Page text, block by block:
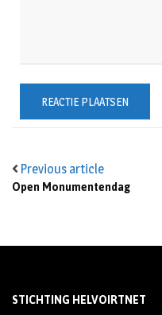
Previous article
Open Monumentendag
STICHTING HELVOIRTNET